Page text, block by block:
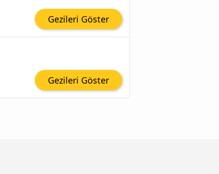
Gezileri Göster
Gezileri Göster